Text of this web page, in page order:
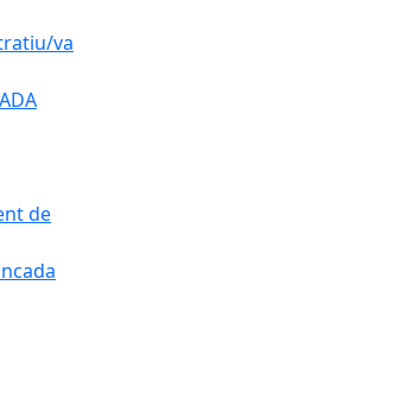
va
de